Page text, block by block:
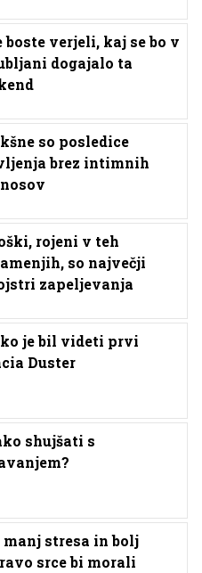
boste verjeli, kaj se bo v
dogajalo ta
so posledice
brez intimnih
rojeni v teh
so največji
zapeljevanja
je bil videti prvi
Duster
shujšati s
manj stresa in bolj
srce bi morali